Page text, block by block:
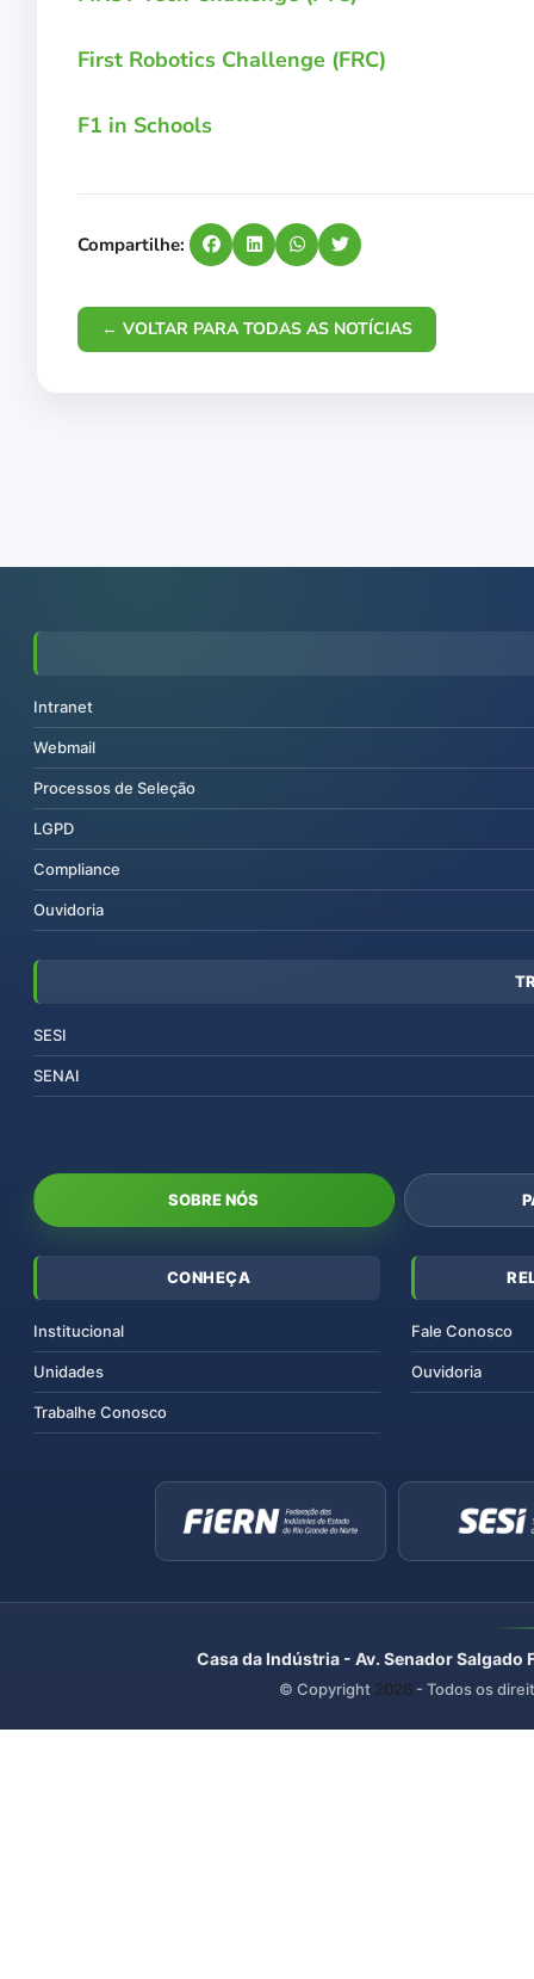
First Robotics Challenge (FRC)
F1 in Schools
Compartilhe:
← VOLTAR PARA TODAS AS NOTÍCIAS
Intranet
Webmail
Processos de Seleção
LGPD
Compliance
Ouvidoria
SESI
SENAI
SOBRE NÓS
CONHEÇA
Institucional
Unidades
Trabalhe Conosco
Fale Conosco
Ouvidoria
Casa da Indústria - Av. Senador
© Copyright 2026 - Todos os